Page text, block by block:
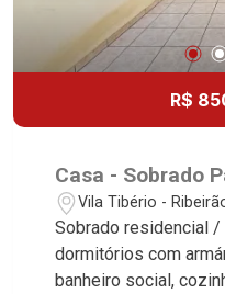
R$
Casa - Sobrado
Vila Tibério -
Sobrado residencial /
dormitórios com
banheiro social,